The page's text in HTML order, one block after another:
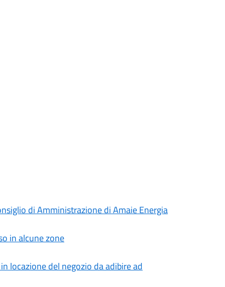
di Amministrazione di Amaie Energia
in alcune zone
locazione del negozio da adibire ad